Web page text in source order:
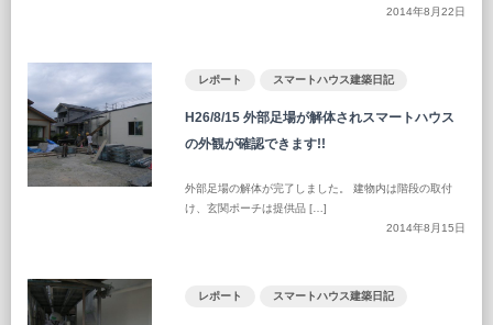
2014年8月22日
レポート スマートハウス建築日記
H26/8/15 外部足場が解体されスマートハウス
の外観が確認できます!!
外部足場の解体が完了しました。 建物内は階段の取付
け、玄関ポーチは提供品 […]
2014年8月15日
レポート スマートハウス建築日記